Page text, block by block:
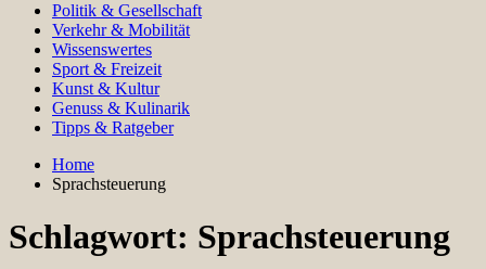
Politik & Gesellschaft
Verkehr & Mobilität
Wissenswertes
Sport & Freizeit
Kunst & Kultur
Genuss & Kulinarik
Tipps & Ratgeber
Home
Sprachsteuerung
Schlagwort: Sprachsteuerung